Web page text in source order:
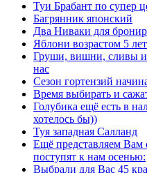
Туи Брабант по супер
Багрянник японский
Два Ниваки для
Яблони возрастом 5
Груши, вишни, сливы и
нас
Сезон гортензий
Время выбирать и
Голубика ещё есть в
хотелось бы))
Туя западная Салланд
Ещё представляем Вам
поступят к нам осенью:
Выбрали для Вас 45